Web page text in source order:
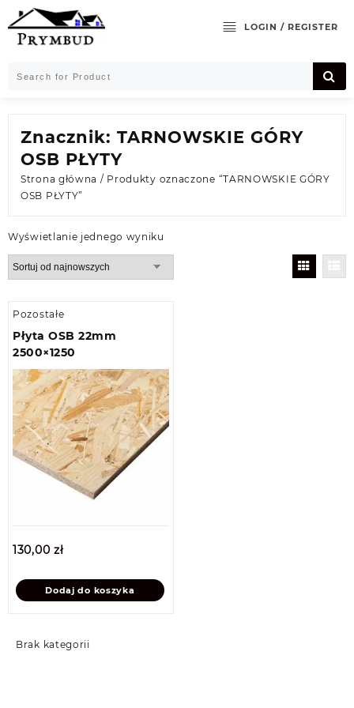
Skip
to
content
LOGIN / REGISTER
Brak kategorii
Znacznik: TARNOWSKIE GÓRY
OSB PŁYTY
Strona główna / Produkty oznaczone “TARNOWSKIE GÓRY
OSB PŁYTY”
Wyświetlanie jednego wyniku
Pozostałe
Płyta OSB 22mm
2500×1250
130,00 zł
Dodaj do koszyka